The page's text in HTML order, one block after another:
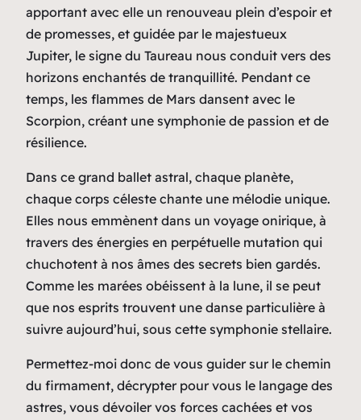
apportant avec elle un renouveau plein d’espoir et
de promesses, et guidée par le majestueux
Jupiter, le signe du Taureau nous conduit vers des
horizons enchantés de tranquillité. Pendant ce
temps, les flammes de Mars dansent avec le
Scorpion, créant une symphonie de passion et de
résilience.
Dans ce grand ballet astral, chaque planète,
chaque corps céleste chante une mélodie unique.
Elles nous emmènent dans un voyage onirique, à
travers des énergies en perpétuelle mutation qui
chuchotent à nos âmes des secrets bien gardés.
Comme les marées obéissent à la lune, il se peut
que nos esprits trouvent une danse particulière à
suivre aujourd’hui, sous cette symphonie stellaire.
Permettez-moi donc de vous guider sur le chemin
du firmament, décrypter pour vous le langage des
astres, vous dévoiler vos forces cachées et vos